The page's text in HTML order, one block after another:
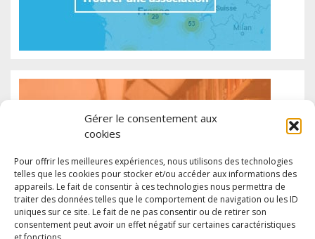
Gérer le consentement aux
cookies
Pour offrir les meilleures expériences, nous utilisons des technologies
telles que les cookies pour stocker et/ou accéder aux informations des
appareils. Le fait de consentir à ces technologies nous permettra de
traiter des données telles que le comportement de navigation ou les ID
uniques sur ce site. Le fait de ne pas consentir ou de retirer son
consentement peut avoir un effet négatif sur certaines caractéristiques